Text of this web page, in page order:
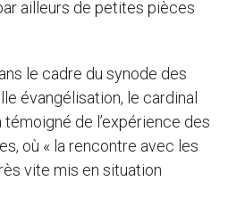
ailleurs de petites pièces
le cadre du synode des
évangélisation, le cardinal
de l’expérience des
où « la rencontre avec les
vite mis en situation